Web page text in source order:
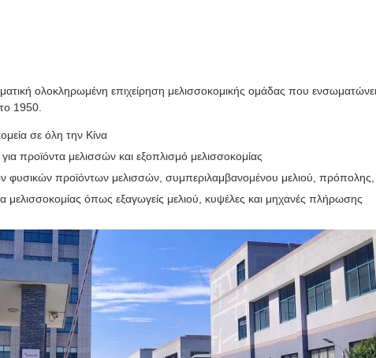
ολοκληρωμένη επιχείρηση μελισσοκομικής ομάδας που
1950.
σε όλη την Κίνα
προϊόντα μελισσών και εξοπλισμό μελισσοκομίας
προϊόντων μελισσών, συμπεριλαμβανομένου μελιού, πρόπολης,
μελισσοκομίας όπως εξαγωγείς μελιού, κυψέλες και μηχανές πλήρωσης